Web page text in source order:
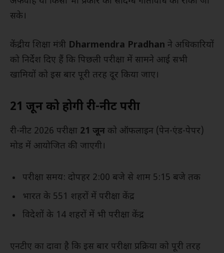
सके।
केंद्रीय शिक्षा मंत्री Dharmendra Pradhan ने अधिकारियों
को निर्देश दिए हैं कि पिछली परीक्षा में सामने आई सभी
खामियों को इस बार पूरी तरह दूर किया जाए।
21 जून को होगी री-नीट परीक्षा
री-नीट 2026 परीक्षा 21 जून को ऑफलाइन (पेन-एंड-पेपर)
मोड में आयोजित की जाएगी।
परीक्षा समय: दोपहर 2:00 बजे से शाम 5:15 बजे तक
भारत के 551 शहरों में परीक्षा केंद्र
विदेशों के 14 शहरों में भी परीक्षा केंद्र
एनटीए का दावा है कि इस बार परीक्षा प्रक्रिया को पूरी तरह